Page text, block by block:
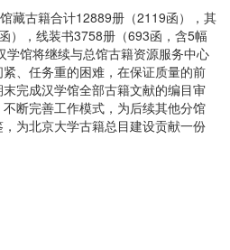
古籍合计12889册（2119函），其
），线装书3758册（693函，含5幅
馆将继续与总馆古籍资源服务中心
、任务重的困难，在保证质量的前
完成汉学馆全部古籍文献的编目审
断完善工作模式，为后续其他分馆
为北京大学古籍总目建设贡献一份